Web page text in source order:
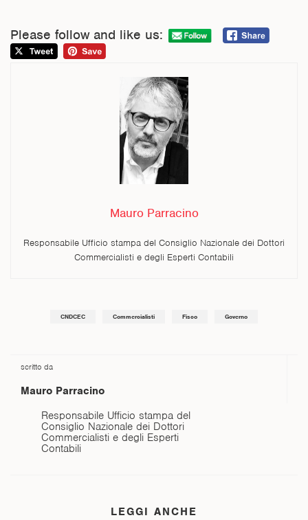
Please follow and like us:
Mauro Parracino
Responsabile Ufficio stampa del Consiglio Nazionale dei Dottori
Commercialisti e degli Esperti Contabili
CNDCEC Commercialisti Fisco Governo
scritto da
Mauro Parracino
Responsabile Ufficio stampa del
Consiglio Nazionale dei Dottori
Commercialisti e degli Esperti
Contabili
LEGGI ANCHE